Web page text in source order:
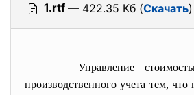
1.rtf — 422.35 Кб (Скачать)
Управление
производственного учета тем,